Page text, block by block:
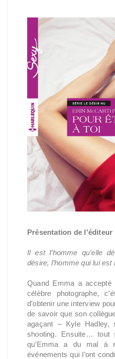
Présentation de l'éditeur
Il est l’homme qu’elle
désire, l’homme qui lui est
Quand Emma a
célèbre photographe,
d’obtenir une interview
de savoir que son
agaçant – Kyle
shooting. Ensuite… tout
qu’Emma a du mal à
événements qui l’ont